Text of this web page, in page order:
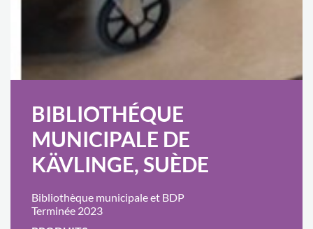
BIBLIOTHÉQUE
MUNICIPALE DE
KÄVLINGE, SUÈDE
Bibliothèque municipale et BDP
Terminée 2023